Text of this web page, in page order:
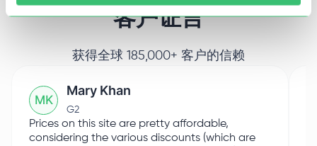
客户证言
获得全球 185,000+ 客户的信赖
MK
Mary Khan
G2
Prices on this site are pretty affordable,
considering the various discounts (which are